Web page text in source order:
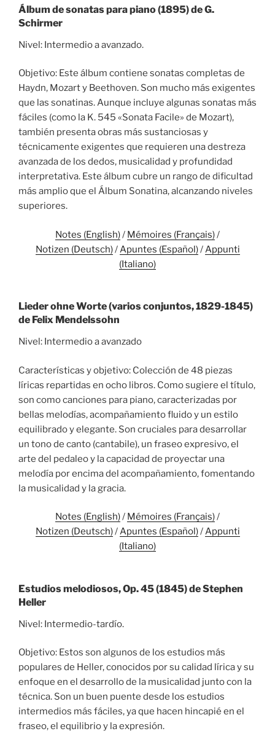
Álbum de sonatas para piano (1895) de G.
Schirmer
Nivel: Intermedio a avanzado.
Objetivo: Este álbum contiene sonatas completas de
Haydn, Mozart y Beethoven. Son mucho más exigentes
que las sonatinas. Aunque incluye algunas sonatas más
fáciles (como la K. 545 «Sonata Facile» de Mozart),
también presenta obras más sustanciosas y
técnicamente exigentes que requieren una destreza
avanzada de los dedos, musicalidad y profundidad
interpretativa. Este álbum cubre un rango de dificultad
más amplio que el Álbum Sonatina, alcanzando niveles
superiores.
Notes (English)/ Mémoires (Français)/
Notizen (Deutsch)/Apuntes (Español)/Appunti
(Italiano)
Lieder ohne Worte (varios conjuntos, 1829-1845)
de Felix Mendelssohn
Nivel: Intermedio a avanzado
Características y objetivo: Colección de 48 piezas
líricas repartidas en ocho libros. Como sugiere el título,
son como canciones para piano, caracterizadas por
bellas melodías, acompañamiento fluido y un estilo
equilibrado y elegante. Son cruciales para desarrollar
un tono de canto (cantabile), un fraseo expresivo, el
arte del pedaleo y la capacidad de proyectar una
melodía por encima del acompañamiento, fomentando
la musicalidad y la gracia.
Notes (English)/ Mémoires (Français)/
Notizen (Deutsch)/Apuntes (Español)/Appunti
(Italiano)
Estudios melodiosos, Op. 45 (1845) de Stephen
Heller
Nivel: Intermedio-tardío.
Objetivo: Estos son algunos de los estudios más
populares de Heller, conocidos por su calidad lírica y su
enfoque en el desarrollo de la musicalidad junto con la
técnica. Son un buen puente desde los estudios
intermedios más fáciles, ya que hacen hincapié en el
fraseo, el equilibrio y la expresión.